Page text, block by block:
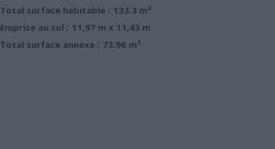
Total surface habitable : 133.3 m²
Emprise au sol : 11,97 m x 11,43 m
Total surface annexe : 73.96 m²